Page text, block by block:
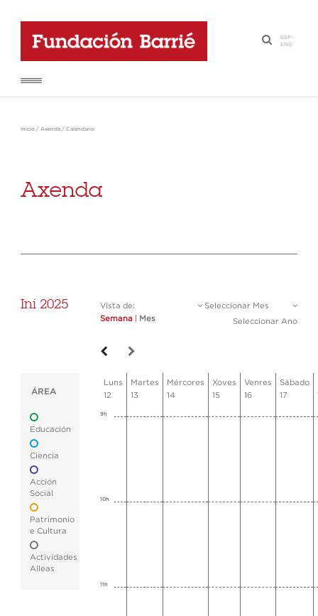
·
ESP-
ENG
Inicio / Axenda / Calendario
Axenda
Ini 2025
Vista de:
Semana
Mes
Seleccionar Mes
Seleccionar Ano
ÁREA
Educación
Ciencia
Acción
Social
Patrimonio
e Cultura
Actividades
Alleas
Luns
12
Martes
13
Mércores
14
Xoves
15
Venres
16
Sábado
17
9h
10h
11h